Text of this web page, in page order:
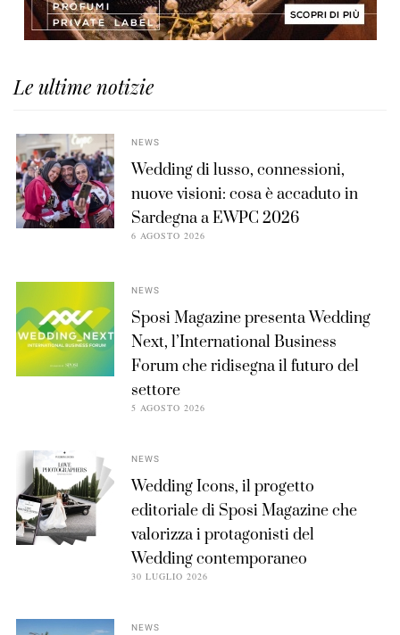
Le ultime notizie
NEWS
Wedding di lusso, connessioni,
nuove visioni: cosa è accaduto in
Sardegna a EWPC 2026
6 AGOSTO 2026
NEWS
Sposi Magazine presenta Wedding
Next, l’International Business
Forum che ridisegna il futuro del
settore
5 AGOSTO 2026
NEWS
Wedding Icons, il progetto
editoriale di Sposi Magazine che
valorizza i protagonisti del
Wedding contemporaneo
30 LUGLIO 2026
NEWS